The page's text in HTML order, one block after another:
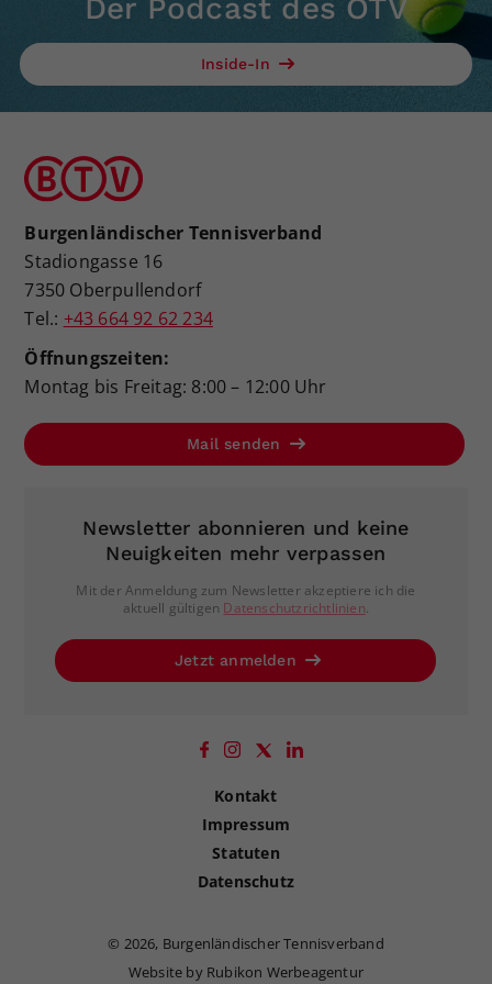
Der Podcast des ÖTV
Inside-In
Burgenländischer Tennisverband
Stadiongasse 16
7350 Oberpullendorf
Tel.: +43 664 92 62 234
Öffnungszeiten:
Montag bis Freitag: 8:00 – 12:00 Uhr
Mail senden
Newsletter abonnieren und keine
Neuigkeiten mehr verpassen
Mit der Anmeldung zum Newsletter akzeptiere ich die
aktuell gültigen Datenschutzrichtlinien.
Jetzt anmelden
Kontakt
Impressum
Statuten
Datenschutz
© 2026, Burgenländischer Tennisverband
Website by Rubikon Werbeagentur
Dieser Wert speichert Ihre Consent-
zufällig generierte ID, für die